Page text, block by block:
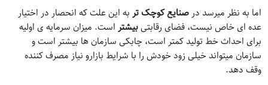
اما به نظر میرسد درصنایع کوچک تربه این علت که انحصار در اختیار
عده ای خاص نیست، فضای رقابتیبیشتراست. میزان سرمایه ی اولیه
برای احداث خط تولید کمتر است، چابکی سازمان ها بیشتر است و
سازمان میتواند خیلی زود خودش را با شرایط بازارو نیاز مصرف کننده
وقف دهد.